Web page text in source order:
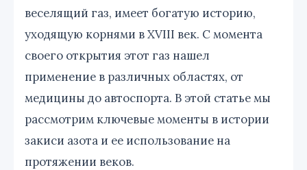
веселящий газ, имеет богатую историю,
уходящую корнями в XVIII век. С момента
своего открытия этот газ нашел
применение в различных областях, от
медицины до автоспорта. В этой статье мы
рассмотрим ключевые моменты в истории
закиси азота и ее использование на
протяжении веков.